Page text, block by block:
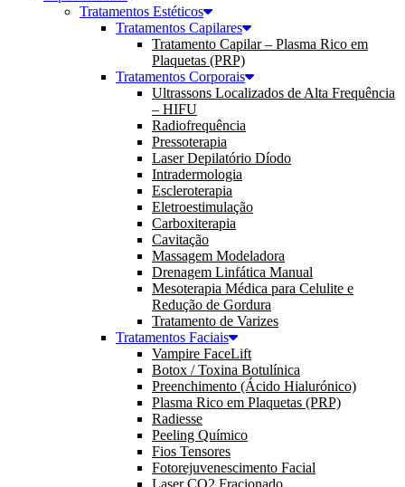
Tratamentos Estéticos
Tratamentos Capilares
Tratamento Capilar – Plasma Rico em
Plaquetas (PRP)
Tratamentos Corporais
Ultrassons Localizados de Alta Frequência
– HIFU
Radiofrequência
Pressoterapia
Laser Depilatório Díodo
Intradermologia
Escleroterapia
Eletroestimulação
Carboxiterapia
Cavitação
Massagem Modeladora
Drenagem Linfática Manual
Mesoterapia Médica para Celulite e
Redução de Gordura
Tratamento de Varizes
Tratamentos Faciais
Vampire FaceLift
Botox / Toxina Botulínica
Preenchimento (Ácido Hialurónico)
Plasma Rico em Plaquetas (PRP)
Radiesse
Peeling Químico
Fios Tensores
Fotorejuvenescimento Facial
Laser CO2 Fracionado